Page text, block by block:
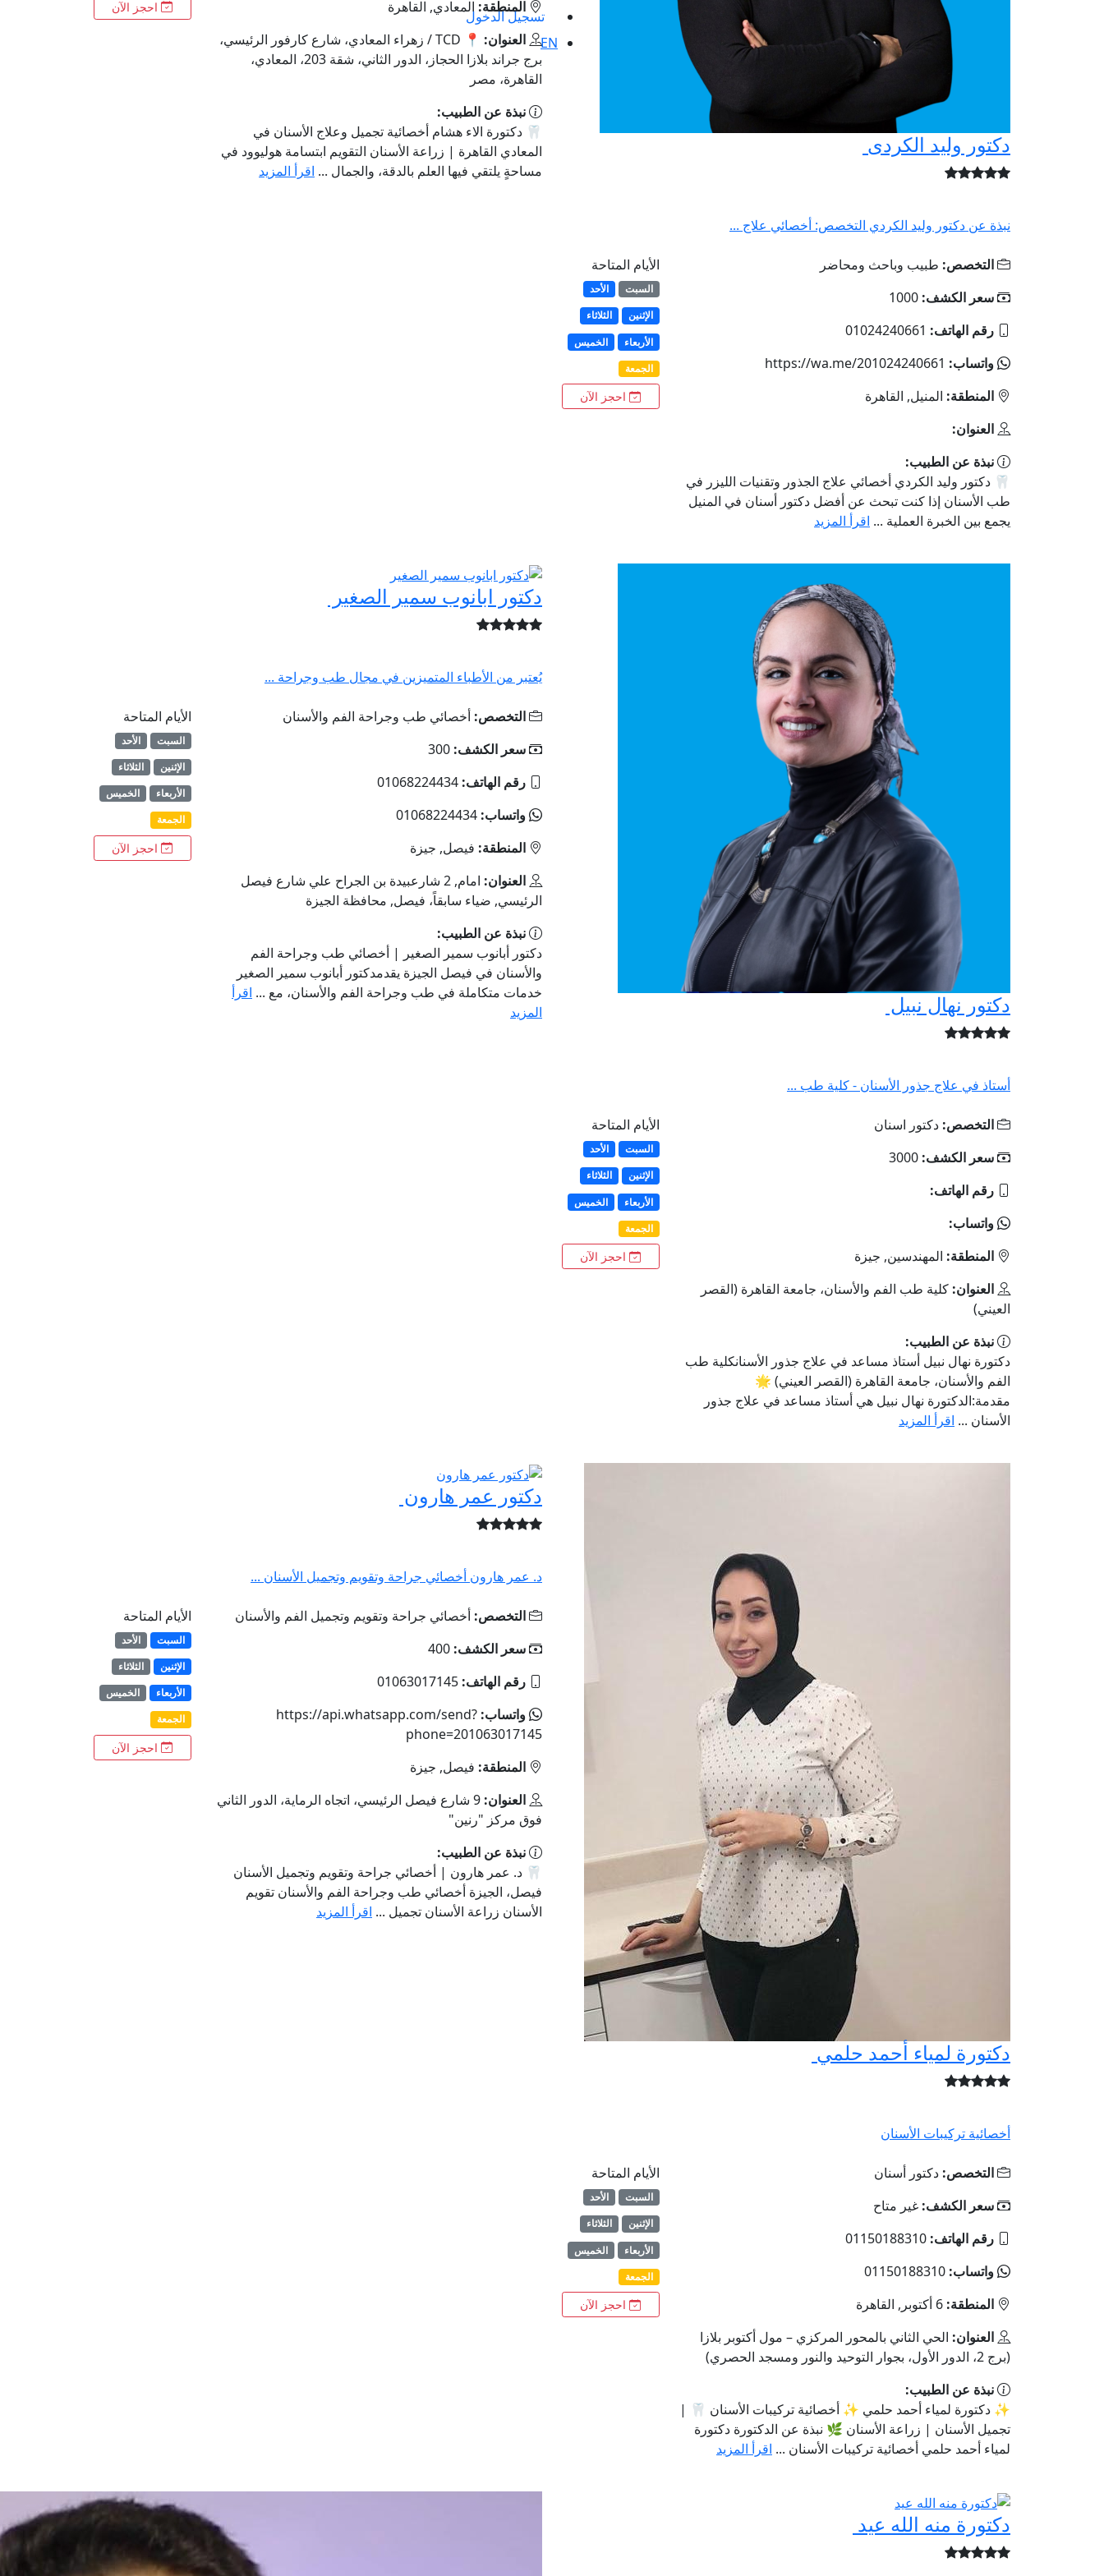
تسجيل الدخول
EN
دكتور وليد الكردى
نبذة عن دكتور وليد الكردي التخصص: أخصائي علاج ...
التخصص: طبيب وباحث ومحاضر
سعر الكشف: 1000
رقم الهاتف: 01024240661
واتساب: https://wa.me/201024240661
المنطقة: المنيل, القاهرة
العنوان:
نبذة عن الطبيب:
🦷 دكتور وليد الكردي أخصائي علاج الجذور وتقنيات الليزر في
طب الأسنان إذا كنت تبحث عن أفضل دكتور أسنان في المنيل
يجمع بين الخبرة العملية ... اقرأ المزيد
الأيام المتاحة
السبت
الأحد
الإثنين
الثلاثاء
الأربعاء
الخميس
الجمعة
احجز الآن
المنطقة: المعادي, القاهرة
العنوان:
📍 TCD / زهراء المعادي، شارع كارفور الرئيسي،
برج جراند بلازا الحجاز، الدور الثاني، شقة 203، المعادي،
القاهرة، مصر
نبذة عن الطبيب:
🦷 دكتورة الاء هشام أخصائية تجميل وعلاج الأسنان في
المعادي القاهرة | زراعة الأسنان التقويم ابتسامة هوليوود في
مساحةٍ يلتقي فيها العلم بالدقة، والجمال ... اقرأ المزيد
احجز الآن
دكتور نهال نبيل
أستاذ في علاج جذور الأسنان - كلية طب ...
التخصص: دكتور اسنان
سعر الكشف: 3000
رقم الهاتف:
واتساب:
المنطقة: المهندسين, جيزة
العنوان: كلية طب الفم والأسنان، جامعة القاهرة (القصر
العيني)
نبذة عن الطبيب:
دكتورة نهال نبيل أستاذ مساعد في علاج جذور الأسنانكلية طب
الفم والأسنان، جامعة القاهرة (القصر العيني) 🌟
مقدمة:الدكتورة نهال نبيل هي أستاذ مساعد في علاج جذور
الأسنان ... اقرأ المزيد
الأيام المتاحة
السبت
الأحد
الإثنين
الثلاثاء
الأربعاء
الخميس
الجمعة
احجز الآن
دكتور ابانوب سمير الصغير
يُعتبر من الأطباء المتميزين في مجال طب وجراحة ...
التخصص: أخصائي طب وجراحة الفم والأسنان
سعر الكشف: 300
رقم الهاتف: 01068224434
واتساب: 01068224434
المنطقة: فيصل, جيزة
العنوان:
امام, 2 شارعبيدة بن الجراح علي شارع فيصل
الرئيسي, ضياء سابقاً، فيصل, محافظة الجيزة
نبذة عن الطبيب:
دكتور أبانوب سمير الصغير | أخصائي طب وجراحة الفم
والأسنان في فيصل الجيزة يقدمدكتور أبانوب سمير الصغير
خدمات متكاملة في طب وجراحة الفم والأسنان، مع ... اقرأ
المزيد
الأيام المتاحة
السبت
الأحد
الإثنين
الثلاثاء
الأربعاء
الخميس
الجمعة
احجز الآن
دكتورة لمياء أحمد حلمي
أخصائية تركيبات الأسنان
التخصص: دكتور أسنان
سعر الكشف: غير متاح
رقم الهاتف: 01150188310
واتساب: 01150188310
المنطقة: 6 أكتوبر, القاهرة
العنوان: الحي الثاني بالمحور المركزي – مول أكتوبر بلازا
(برج 2، الدور الأول، بجوار التوحيد والنور ومسجد الحصري)
نبذة عن الطبيب:
✨ دكتورة لمياء أحمد حلمي ✨ أخصائية تركيبات الأسنان 🦷 |
تجميل الأسنان | زراعة الأسنان 🌿 نبذة عن الدكتورة دكتورة
لمياء أحمد حلمي أخصائية تركيبات الأسنان ... اقرأ المزيد
الأيام المتاحة
السبت
الأحد
الإثنين
الثلاثاء
الأربعاء
الخميس
الجمعة
احجز الآن
دكتور عمر هارون
د. عمر هارون أخصائي جراحة وتقويم وتجميل الأسنان ...
التخصص: أخصائي جراحة وتقويم وتجميل الفم والأسنان
سعر الكشف: 400
رقم الهاتف: 01063017145
واتساب: https://api.whatsapp.com/send?
phone=201063017145
المنطقة: فيصل, جيزة
العنوان:
9 شارع فيصل الرئيسي، اتجاه الرماية، الدور الثاني
فوق مركز "رنين"
نبذة عن الطبيب:
🦷 د. عمر هارون | أخصائي جراحة وتقويم وتجميل الأسنان
فيصل، الجيزة أخصائي طب وجراحة الفم والأسنان تقويم
الأسنان زراعة الأسنان تجميل ... اقرأ المزيد
الأيام المتاحة
السبت
الأحد
الإثنين
الثلاثاء
الأربعاء
الخميس
الجمعة
احجز الآن
دكتورة منه الله عيد